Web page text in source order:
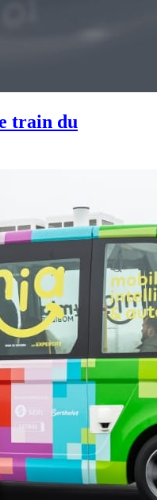
train du